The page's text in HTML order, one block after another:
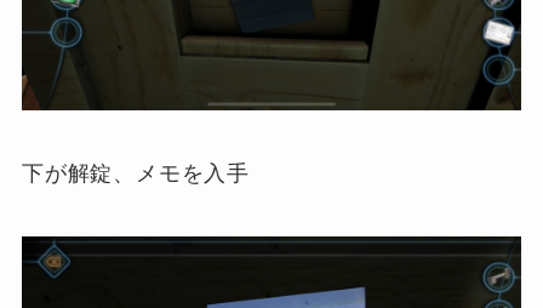
下が解錠、メモを入手